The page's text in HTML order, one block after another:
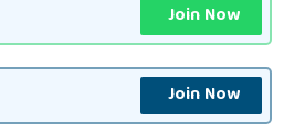
Join Now
Join Now